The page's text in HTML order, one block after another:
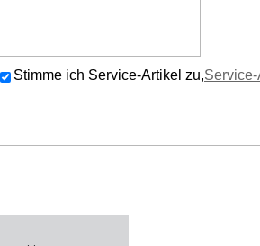
Stimme ich Service-Artikel zu,Service-